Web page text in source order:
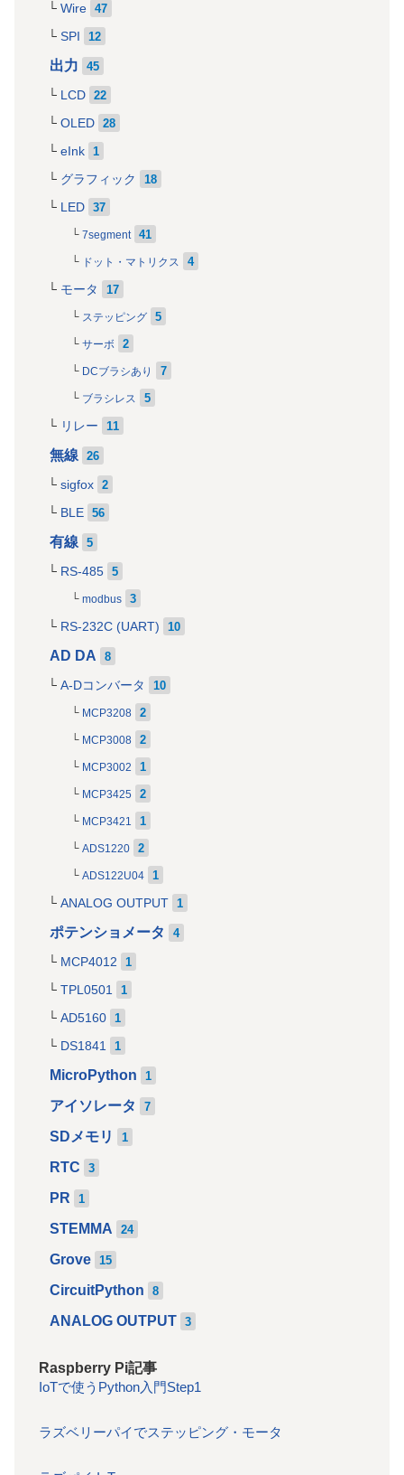
Wire 47
SPI 12
出力 45
LCD 22
OLED 28
eInk 1
グラフィック 18
LED 37
7segment 41
ドット・マトリクス 4
モータ 17
ステッピング 5
サーボ 2
DCブラシあり 7
ブラシレス 5
リレー 11
無線 26
sigfox 2
BLE 56
有線 5
RS-485 5
modbus 3
RS-232C (UART) 10
AD DA 8
A-Dコンバータ 10
MCP3208 2
MCP3008 2
MCP3002 1
MCP3425 2
MCP3421 1
ADS1220 2
ADS122U04 1
ANALOG OUTPUT 1
ポテンショメータ 4
MCP4012 1
TPL0501 1
AD5160 1
DS1841 1
MicroPython 1
アイソレータ 7
SDメモリ 1
RTC 3
PR 1
STEMMA 24
Grove 15
CircuitPython 8
ANALOG OUTPUT 3
Raspberry Pi記事
IoTで使うPython入門Step1
ラズベリーパイでステッピング・モータ